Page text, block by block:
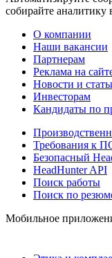
собирайте аналитику
О компании
Наши вакансии
Партнерам
Реклама на
Новости и
Инвесторам
Кандидаты по
Требования к
Безопасный
HeadHunter API
Поиск работы
Поиск по
Мобильное